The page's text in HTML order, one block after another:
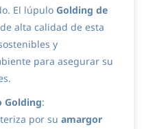
El lúpulo Golding de
alta calidad de esta
y
para asegurar su
Golding:
por su amargor